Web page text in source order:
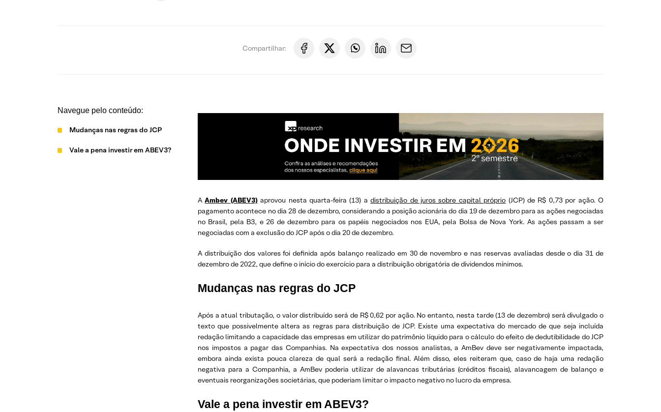
Compartilhar:
Navegue pelo conteúdo:
Mudanças nas regras do JCP
Vale a pena investir em ABEV3?
AAmbev (ABEV3)aprovou nesta quarta-feira (13) adistribuição de juros sobre capital próprio (JCP) de R$ 0,73 por ação. O
pagamento acontece no dia 28 de dezembro, considerando a posição acionária do dia 19 de dezembro para as ações negociadas
no Brasil, pela B3, e 26 de dezembro para os papéis negociados nos EUA, pela Bolsa de Nova York. As ações passam a ser
negociadas com a exclusão do JCP após o dia 20 de dezembro.
A distribuição dos valores foi definida após balanço realizado em 30 de novembro e nas reservas avaliadas desde o dia 31 de
dezembro de 2022, que define o início do exercício para a distribuição obrigatória de dividendos mínimos.
Mudanças nas regras do JCP
Após a atual tributação, o valor distribuído será de R$ 0,62 por ação. No entanto, nesta tarde (13 de dezembro) será divulgado o
texto que possivelmente altera as regras para distribuição de JCP. Existe uma expectativa do mercado de que seja incluída
redação limitando a capacidade das empresas em utilizar do patrimônio líquido para o cálculo do efeito de dedutibilidade do JCP
nos impostos a pagar das Companhias. Na expectativa dos nossos analistas, a AmBev deve ser negativamente impactada,
embora ainda exista pouca clareza de qual será a redação final. Além disso, eles reiteram que, caso de haja uma redação
negativa para a Companhia, a AmBev poderia utilizar de alavancas tributárias (créditos fiscais), alavancagem de balanço e
eventuais reorganizações societárias, que poderiam limitar o impacto negativo no lucro da empresa.
Vale a pena investir em ABEV3?